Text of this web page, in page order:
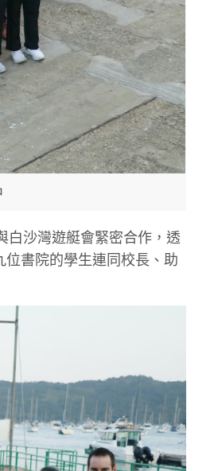
白沙灣遊艇會緊密合作，透
書院的學生連同校長、助